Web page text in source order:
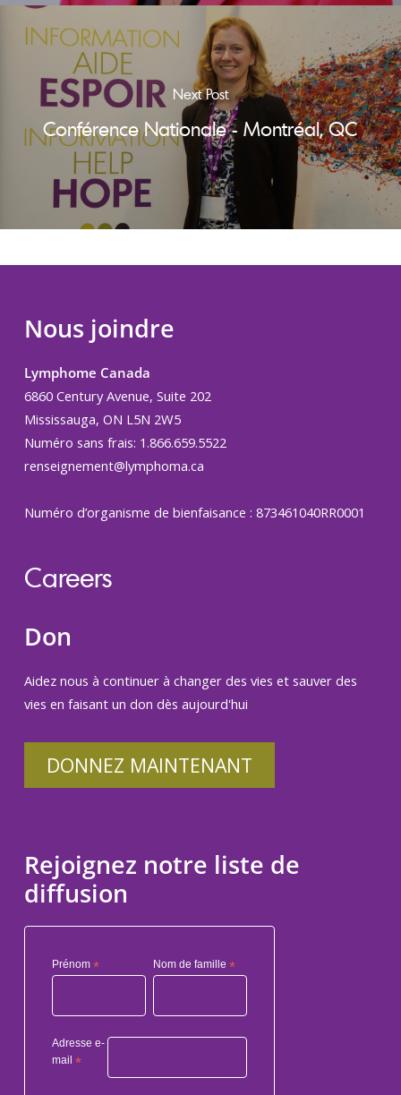
Next Post
Conférence Nationale - Montréal, QC
Nous joindre
Lymphome Canada
6860 Century Avenue, Suite 202
Mississauga, ON L5N 2W5
Numéro sans frais: 1.866.659.5522
renseignement@lymphoma.ca
Numéro d’organisme de bienfaisance : 873461040RR0001
Careers
Don
Aidez nous à continuer à changer des vies et sauver des
vies en faisant un don dès aujourd'hui
DONNEZ MAINTENANT
Rejoignez notre liste de
diffusion
Prénom * Nom de famille*
Adresse e-
mail *